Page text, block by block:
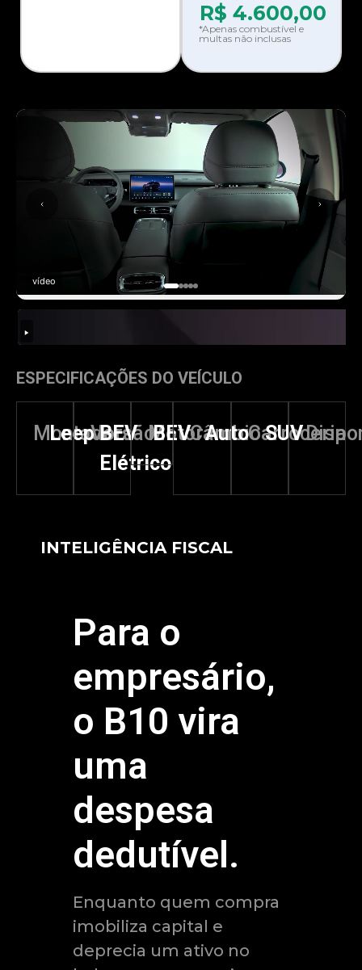
R$ 4.600,00
*Apenas combustível e
multas não inclusas
vídeo
ESPECIFICAÇÕES DO VEÍCULO
Montadora
LeepVersão
BEV
Elétrico
Motor
BEVCâmbio
AutoCarroceria
SUV
INTELIGÊNCIA FISCAL
Para o
empresário,
o B10 vira
uma
despesa
dedutível.
Enquanto quem compra
imobiliza capital e
deprecia um ativo no